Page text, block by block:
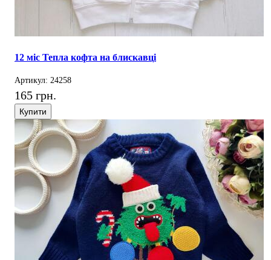
12 міс Тепла кофта на блискавці
Артикул: 24258
165 грн.
Купити